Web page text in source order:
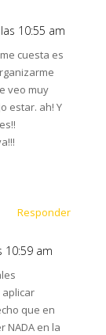
10:55 am
cuesta es
veo muy
estar. ah! Y
Responder
10:59 am
que en
NADA en la